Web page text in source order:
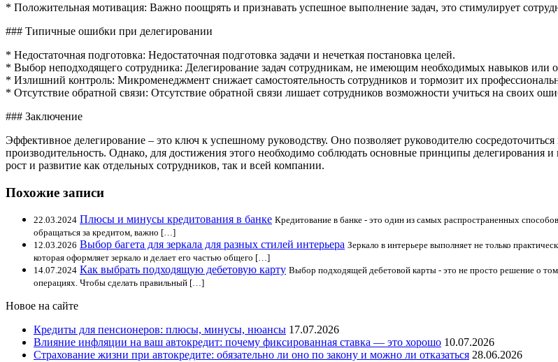
* Положительная мотивация: Важно поощрять и признавать успешное выполнение задач, это стимулирует
### Типичные ошибки при делегировании
* Недостаточная подготовка: Недостаточная подготовка задачи и нечеткая постановка целей.
* Выбор неподходящего сотрудника: Делегирование задач сотрудникам, не имеющим необходимых навыков или
* Излишний контроль: Микроменеджмент снижает самостоятельность сотрудников и тормозит их
* Отсутствие обратной связи: Отсутствие обратной связи лишает сотрудников возможности учиться на своих
### Заключение
Эффективное делегирование – это ключ к успешному руководству. Оно позволяет руководителю
производительность. Однако, для достижения этого необходимо соблюдать основные принципы делегирования
рост и развитие как отдельных сотрудников, так и всей компании.
Похожие записи
22.03.2024 Плюсы и минусы кредитования в банке Кредитование в банке - это один из самых распространенных
обращаться за кредитом, важно […]
12.03.2026 Выбор багета для зеркала для разных стилей интерьера Зеркало в интерьере выполняет не только
которая оформляет зеркало и делает его частью общего […]
14.07.2024 Как выбрать подходящую дебетовую карту Выбор подходящей дебетовой карты - это не просто решение о
операциях. Чтобы сделать правильный […]
Новое на сайте
Кредиты для пенсионеров: плюсы, минусы, нюансы 17.07.2026
Влияние инфляции на ваш автокредит: почему фиксированная ставка — это хорошо 10.07.2026
Страхование жизни при автокредите: обязательно ли оно по закону и можно ли отказаться 28.06.2026